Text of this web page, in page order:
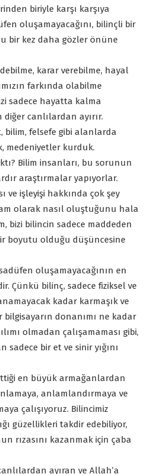
biriyle karşı karşıya
oluşamayacağını, bilinçli bir
bir kez daha gözler önüne
karar verebilme, hayal
farkında olabilme
sadece hayatta kalma
canlılardan ayırır.
bilim, felsefe gibi alanlarda
medeniyetler kurduk.
Bilim insanları, bu sorunun
araştırmalar yapıyorlar.
ve işleyişi hakkında çok şey
olarak nasıl oluştuğunu hala
bizi bilincin sadece maddeden
boyutu olduğu düşüncesine
oluşamayacağının en
Çünkü bilinç, sadece fiziksel ve
kadar karmaşık ve
bilgisayarın donanımı ne kadar
olmadan çalışamaması gibi,
sadece bir et ve sinir yığını
en büyük armağanlardan
anlamlandırmaya ve
çalışıyoruz. Bilincimiz
güzellikleri takdir edebiliyor,
rızasını kazanmak için çaba
ayıran ve Allah’a